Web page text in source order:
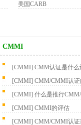
美国CARB
▍CMMI
[CMMI] CMM认证是什
[CMMI] CMM/CMMI认证
[CMMI] 什么是推行
[CMMI] CMMI的评估
[CMMI] CMM/CMMI认